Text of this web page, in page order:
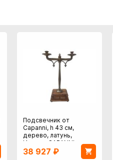
Подсвечник от
Capanni, h 43 см,
дерево, латунь,
Италия, CAPANNI
38 927 ₽